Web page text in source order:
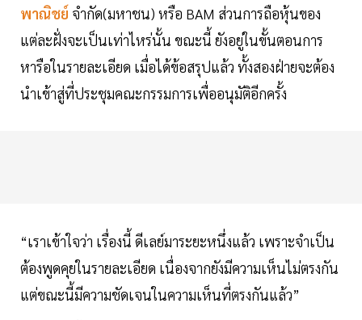
พาณิชย์ จำกัด(มหาชน) หรือ BAM ส่วนการถือหุ้นของ
แต่ละฝั่งจะเป็นเท่าไหร่นั้น ขณะนี้ ยังอยู่ในขั้นตอนการ
หารือในรายละเอียด เมื่อได้ข้อสรุปแล้ว ทั้งสองฝ่ายจะต้อง
นำเข้าสู่ที่ประชุมคณะกรรมการเพื่ออนุมัติอีกครั้ง
“เราเข้าใจว่า เรื่องนี้ ดีเลย์มาระยะหนึ่งแล้ว เพราะจำเป็น
ต้องพูดคุยในรายละเอียด เนื่องจากยังมีความเห็นไม่ตรงกัน
แต่ขณะนี้มีความชัดเจนในความเห็นที่ตรงกันแล้ว”